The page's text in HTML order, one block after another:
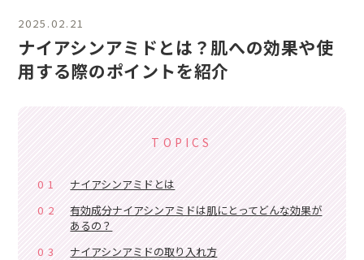
2025.02.21
ナイアシンアミドとは？肌への効果や使
用する際のポイントを紹介
TOPICS
01
ナイアシンアミドとは
02
有効成分ナイアシンアミドは肌にとってどんな効果が
あるの？
03
ナイアシンアミドの取り入れ方